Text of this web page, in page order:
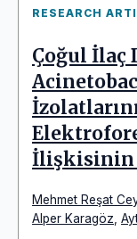
RESEARCH
Çoğul İlaç
İlişkisinin
Mehmet Reşat
Alper Karagöz